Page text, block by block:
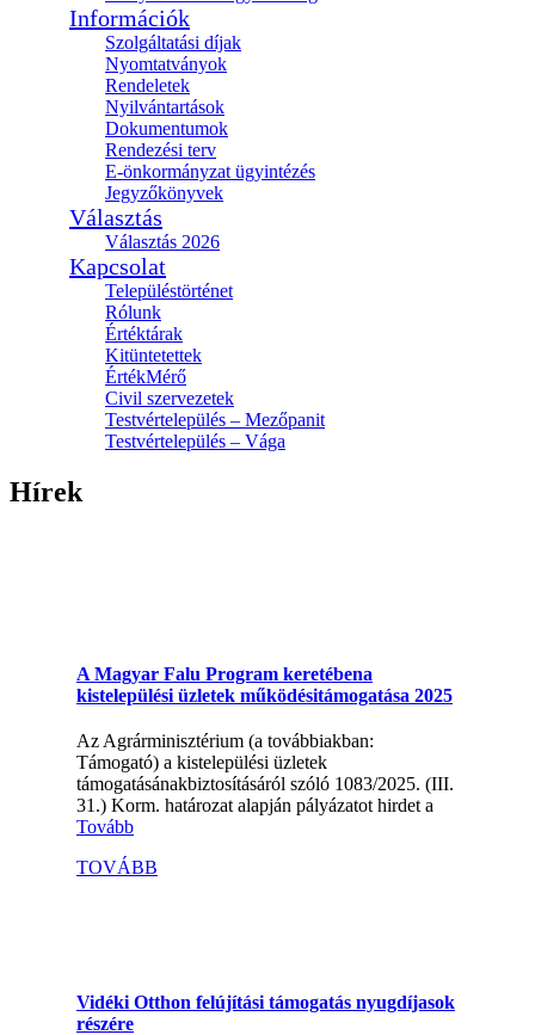
Információk
Szolgáltatási díjak
Nyomtatványok
Rendeletek
Nyilvántartások
Dokumentumok
Rendezési terv
E-önkormányzat ügyintézés
Jegyzőkönyvek
Választás
Választás 2026
Kapcsolat
Településtörténet
Rólunk
Értéktárak
Kitüntetettek
ÉrtékMérő
Civil szervezetek
Testvértelepülés – Mezőpanit
Testvértelepülés – Vága
Hírek
A Magyar Falu Program keretébena
kistelepülési üzletek működésitámogatása 2025
Az Agrárminisztérium (a továbbiakban:
Támogató) a kistelepülési üzletek
támogatásánakbiztosításáról szóló 1083/2025. (III.
31.) Korm. határozat alapján pályázatot hirdet a
Tovább
TOVÁBB
Vidéki Otthon felújítási támogatás nyugdíjasok
részére